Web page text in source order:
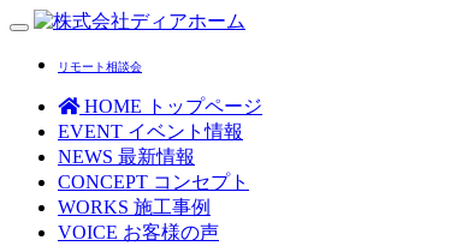
Toggle
リモート相談会
HOME
トップページ
EVENT イベント情報
NEWS 最新情報
CONCEPT コンセプト
WORKS 施工事例
VOICE お客様の声